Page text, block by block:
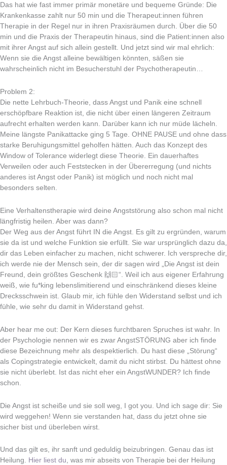
Das hat wie fast immer primär monetäre und bequeme Gründe: Die
Krankenkasse zahlt nur 50 min und die Therapeut:innen führen
Therapie in der Regel nur in ihren Praxisräumen durch. Über die 50
min und die Praxis der Therapeutin hinaus, sind die Patient:innen also
mit ihrer Angst auf sich allein gestellt. Und jetzt sind wir mal ehrlich:
Wenn sie die Angst alleine bewältigen könnten, säßen sie
wahrscheinlich nicht im Besucherstuhl der Psychotherapeutin…
Problem 2:
Die nette Lehrbuch-Theorie, dass Angst und Panik eine schnell
erschöpfbare Reaktion ist, die nicht über einen längeren Zeitraum
aufrecht erhalten werden kann. Darüber kann ich nur müde lächeln.
Meine längste Panikattacke ging 5 Tage. OHNE PAUSE und ohne dass
starke Beruhigungsmittel geholfen hätten. Auch das Konzept des
Window of Tolerance widerlegt diese Theorie. Ein dauerhaftes
Verweilen oder auch Feststecken in der Übererregung (und nichts
anderes ist Angst oder Panik) ist möglich und noch nicht mal
besonders selten.
Eine Verhaltenstherapie wird deine Angststörung also schon mal nicht
längfristig heilen. Aber was dann?
Der Weg aus der Angst führt IN die Angst. Es gilt zu ergründen, warum
sie da ist und welche Funktion sie erfüllt. Sie war ursprünglich dazu da,
dir das Leben einfacher zu machen, nicht schwerer. Ich verspreche dir,
ich werde nie der Mensch sein, der dir sagen wird „Die Angst ist dein
Freund, dein größtes Geschenk 🙌🏻“. Weil ich aus eigener Erfahrung
weiß, wie fu*king lebenslimitierend und einschränkend dieses kleine
Drecksschwein ist. Glaub mir, ich fühle den Widerstand selbst und ich
fühle, wie sehr du damit in Widerstand gehst.
Aber hear me out: Der Kern dieses furchtbaren Spruches ist wahr. In
der Psychologie nennen wir es zwar AngstSTÖRUNG aber ich finde
diese Bezeichnung mehr als despektierlich. Du hast diese „Störung“
als Copingstrategie entwickelt, damit du nicht stirbst. Du hättest ohne
sie nicht überlebt. Ist das nicht eher ein AngstWUNDER? Ich finde
schon.
Die Angst ist scheiße und sie soll weg, I got you. Und ich sage dir: Sie
wird weggehen! Wenn sie verstanden hat, dass du jetzt ohne sie
sicher bist und überleben wirst.
Und das gilt es, ihr sanft und geduldig beizubringen. Genau das ist
Heilung. Hier liest du, was mir abseits von Therapie bei der Heilung